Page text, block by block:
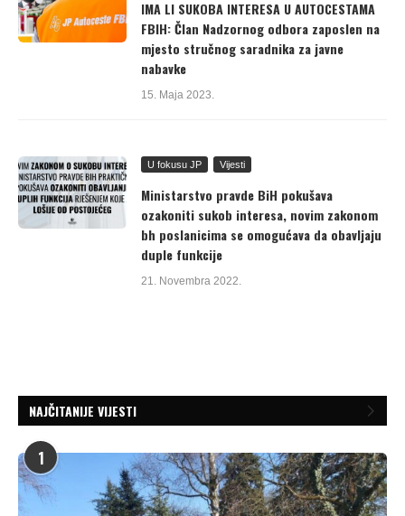
IMA LI SUKOBA INTERESA U AUTOCESTAMA
FBIH: Član Nadzornog odbora zaposlen na
mjesto stručnog saradnika za javne
nabavke
15. Maja 2023.
U fokusu JP Vijesti
Ministarstvo pravde BiH pokušava
ozakoniti sukob interesa, novim zakonom
bh poslanicima se omogućava da obavljaju
duple funkcije
21. Novembra 2022.
NAJČITANIJE VIJESTI
1